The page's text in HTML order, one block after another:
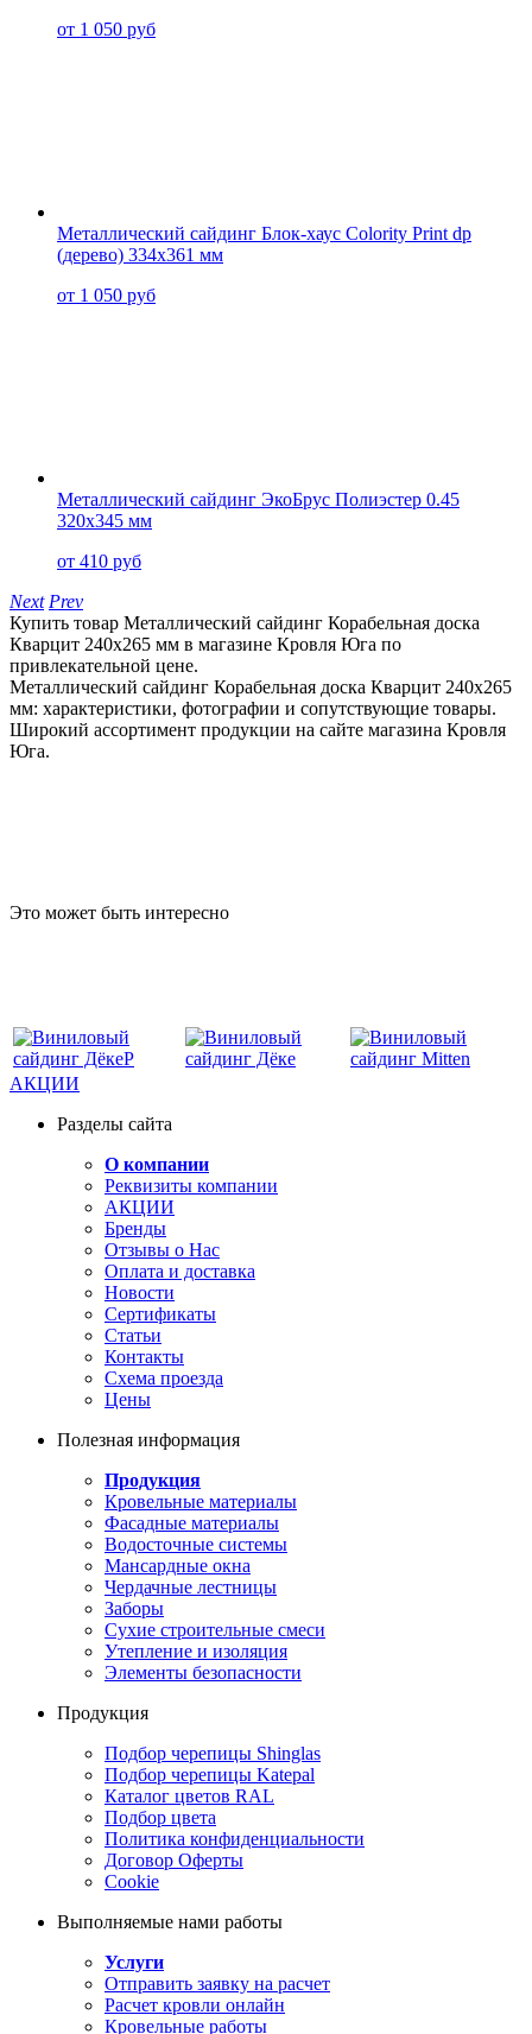
от 1 050 руб
Металлический сайдинг Блок-хаус Colority Print dp
(дерево) 334x361 мм
от 1 050 руб
Металлический сайдинг ЭкоБрус Полиэстер 0.45
320x345 мм
от 410 руб
Next Prev
Купить товар Металлический сайдинг Корабельная доска
Кварцит 240x265 мм в магазине Кровля Юга по
привлекательной цене.
Металлический сайдинг Корабельная доска Кварцит 240x265
мм: характеристики, фотографии и сопутствующие товары.
Широкий ассортимент продукции на сайте магазина Кровля
Юга.
Это может быть интересно
АКЦИИ
Разделы сайта
О компании
Реквизиты компании
АКЦИИ
Бренды
Отзывы о Нас
Оплата и доставка
Новости
Сертификаты
Статьи
Контакты
Схема проезда
Цены
Полезная информация
Продукция
Кровельные материалы
Фасадные материалы
Водосточные системы
Мансардные окна
Чердачные лестницы
Заборы
Сухие строительные смеси
Утепление и изоляция
Элементы безопасности
Продукция
Подбор черепицы Shinglas
Подбор черепицы Katepal
Каталог цветов RAL
Подбор цвета
Политика конфиденциальности
Договор Оферты
Cookie
Выполняемые нами работы
Услуги
Отправить заявку на расчет
Расчет кровли онлайн
Кровельные работы